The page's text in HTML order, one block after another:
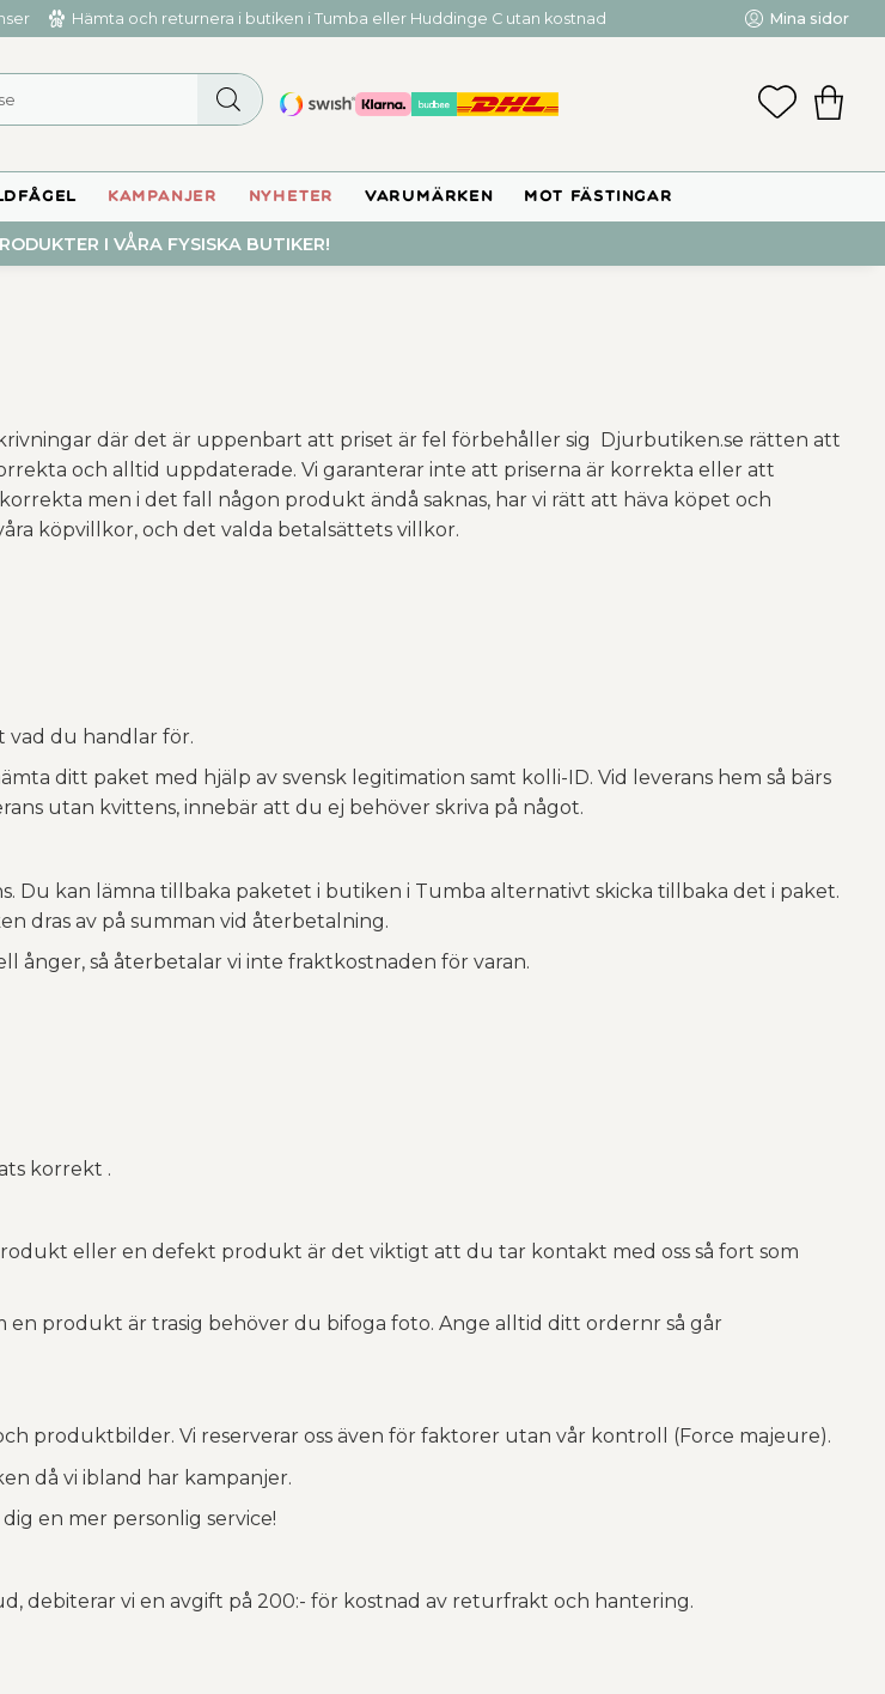
Hämta och returnera i butiken i Tumba eller Huddinge C utan kostnad Mina sidor
KAMPANJER NYHETER VARUMÄRKEN MOT FÄSTINGAR
I VÅRA FYSISKA BUTIKER!
där det är uppenbart att priset är fel förbehåller sig Djurbutiken.se rätten att
och alltid uppdaterade. Vi garanterar inte att priserna är korrekta eller att
men i det fall någon produkt ändå saknas, har vi rätt att häva köpet och
köpvillkor, och det valda betalsättets villkor.
vad du handlar för.
ditt paket med hjälp av svensk legitimation samt kolli-ID. Vid leverans hem så bärs
utan kvittens, innebär att du ej behöver skriva på något.
Du kan lämna tillbaka paketet i butiken i Tumba alternativt skicka tillbaka det i paket.
dras av på summan vid återbetalning.
ånger, så återbetalar vi inte fraktkostnaden för varan.
korrekt .
eller en defekt produkt är det viktigt att du tar kontakt med oss så fort som
produkt är trasig behöver du bifoga foto. Ange alltid ditt ordernr så går
produktbilder. Vi reserverar oss även för faktorer utan vår kontroll (Force majeure).
då vi ibland har kampanjer.
en mer personlig service!
debiterar vi en avgift på 200:- för kostnad av returfrakt och hantering.